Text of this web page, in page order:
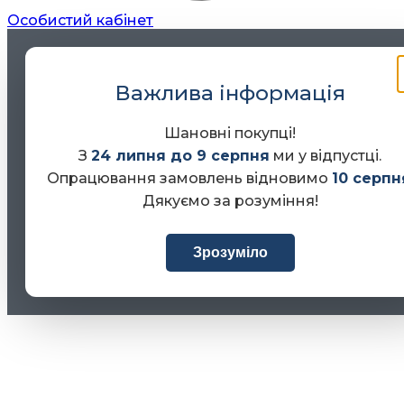
Особистий кабінет
Важлива інформація
Шановні покупці!
З24 липня до 9 серпня ми у відпустці.
Опрацювання замовлень відновимо 10
Дякуємо за розуміння!
Зрозуміло